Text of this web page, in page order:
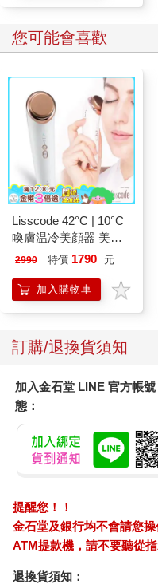
您可能會喜歡
Lisscode 42°C | 10°C
喚膚温冷美顔器 美膚
儀
2990 特價 1790 元
加入購物車
訂購/退換貨須知
加入金石堂 LINE 官方帳
態：
提醒您！！
金石堂及銀行均不會請您
ATM提款機，請不要聽從
退換貨須知：